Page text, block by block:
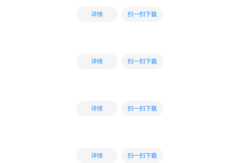
详情 扫一扫下载
详情 扫一扫下载
详情 扫一扫下载
详情 扫一扫下载